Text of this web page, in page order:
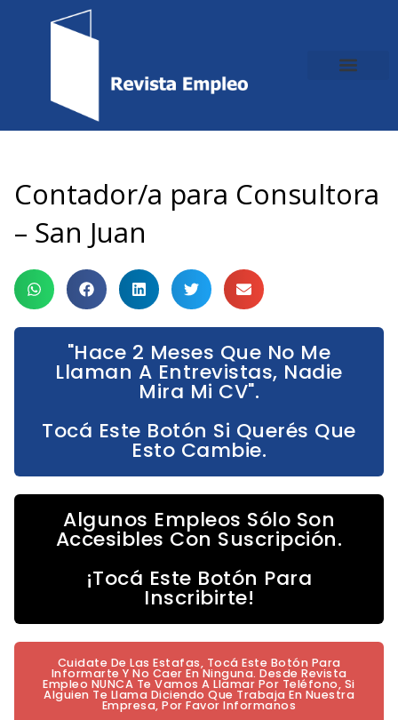
Contador/a para Consultora
– San Juan
"Hace 2 Meses Que No Me
Llaman A Entrevistas, Nadie
Mira Mi CV".
Tocá Este Botón Si Querés Que
Esto Cambie.
Algunos Empleos Sólo Son
Accesibles Con Suscripción.
¡Tocá Este Botón Para
Inscribirte!
Cuidate De Las Estafas, Tocá Este Botón Para
Informarte Y No Caer En Ninguna. Desde Revista
Empleo NUNCA Te Vamos A Llamar Por Teléfono, Si
Alguien Te Llama Diciendo Que Trabaja En Nuestra
Empresa, Por Favor Informanos